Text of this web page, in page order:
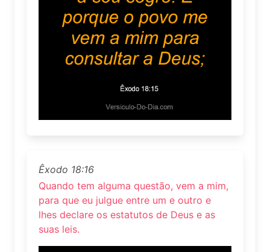
Êxodo 18:16
Quando tem alguma questão, vem a mim,
para que eu julgue entre um e outro e
lhes declare os estatutos de Deus e as
suas leis.